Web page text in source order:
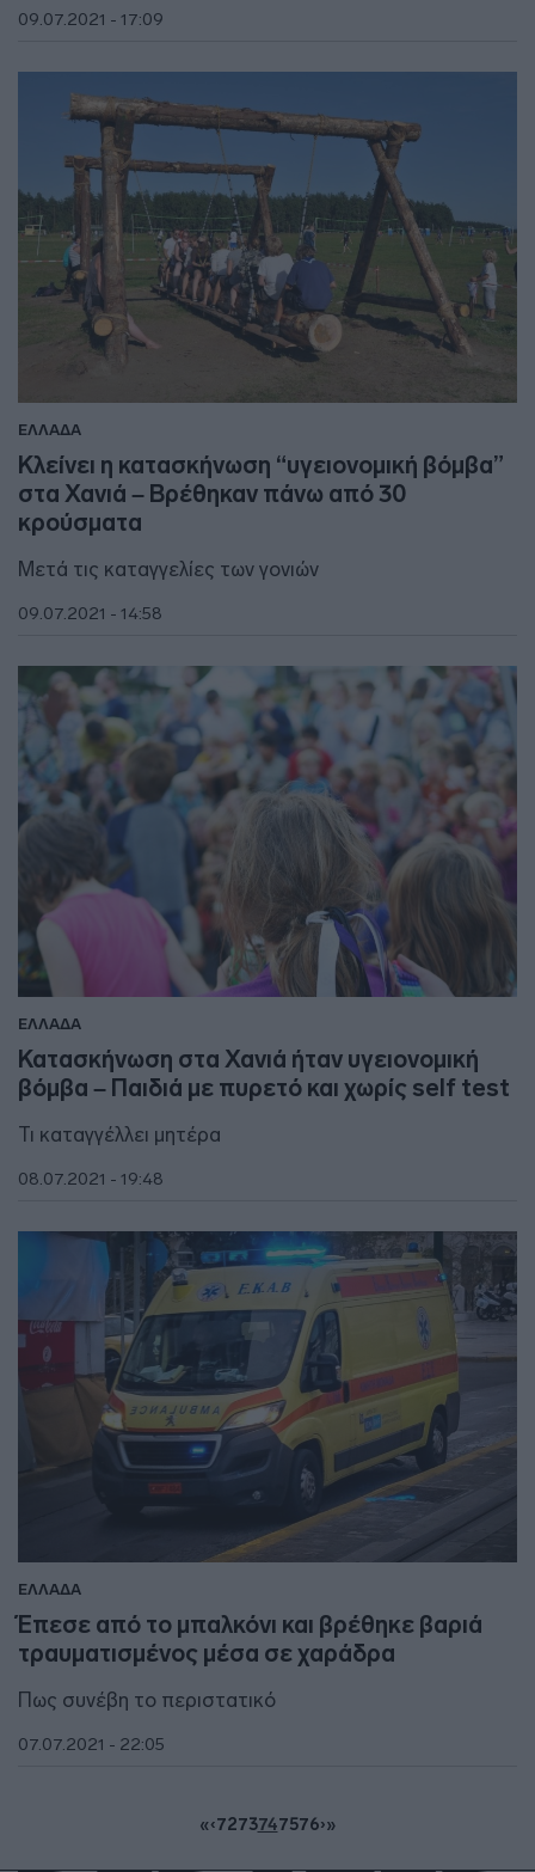
09.07.2021 - 17:09
ΕΛΛΑΔΑ
Κλείνει η κατασκήνωση “υγειονομική βόμβα”
στα Χανιά – Βρέθηκαν πάνω από 30
κρούσματα
Μετά τις καταγγελίες των γονιών
09.07.2021 - 14:58
ΕΛΛΑΔΑ
Κατασκήνωση στα Χανιά ήταν υγειονομική
βόμβα – Παιδιά με πυρετό και χωρίς self test
Τι καταγγέλλει μητέρα
08.07.2021 - 19:48
ΕΛΛΑΔΑ
Έπεσε από το μπαλκόνι και βρέθηκε βαριά
τραυματισμένος μέσα σε χαράδρα
Πως συνέβη το περιστατικό
07.07.2021 - 22:05
«‹7273747576›»